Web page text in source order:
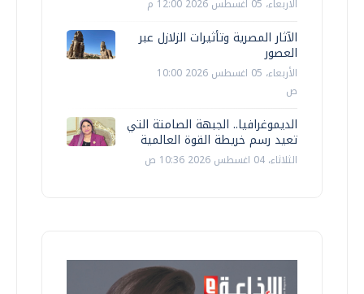
الأربعاء، 05 اغسطس 2026 12:00 م
الآثار المصرية وتأثيرات الزلازل عبر
العصور
الأربعاء، 05 اغسطس 2026 10:00
ص
الديموغرافيا.. الجبهة الصامتة التي
تعيد رسم خريطة القوة العالمية
الثلاثاء، 04 اغسطس 2026 10:36 ص